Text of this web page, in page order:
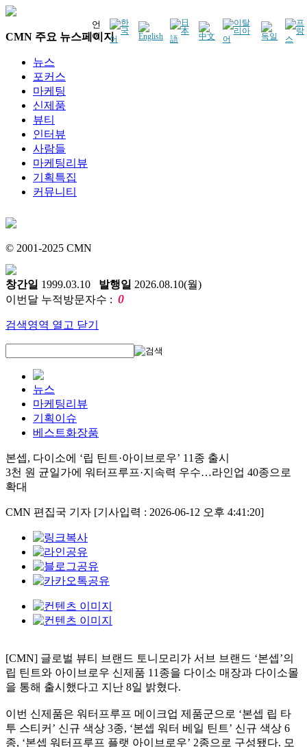
언
어
CMN 주요 뉴스페이지
뉴스
포커스
마케팅
신제품
뷰티
인터뷰
사람들
마케팅리뷰
기획특집
커뮤니티
© 2001-2025 CMN
창간일 1999.03.10 발행일 2026.08.10(월)
이번달 누적방문자수 : 0
검색영역 열고 닫기
뉴스
마케팅리뷰
기획이슈
베스트화장품
본셉, 다이소에 ‘립 틴트·아이브로우’ 11종 출시
3천 원 균일가에 워터프루프·지속력 우수…라인업 40종으로
확대
CMN 편집국 기자 [기사입력 : 2026-06-12 오후 4:41:20]
[CMN] 글로벌 뷰티 브랜드 토니모리가 서브 브랜드 ‘본셉’의
립 틴트와 아이브로우 신제품 11종을 다이소 매장과 다이소몰
을 통해 출시했다고 지난 8일 밝혔다.
이번 신제품은 워터프루프 메이크업 제품군으로 ‘본셉 립 타
투 스티커’ 신규 색상 3종, ‘본셉 워터 베일 틴트’ 신규 색상 6
종, ‘본셉 워터프루프 플랫 아이브로우’ 2종으로 구성됐다. 모